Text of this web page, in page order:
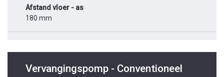
Afstand vloer - as
180 mm
Vervangingspomp - Conventioneel